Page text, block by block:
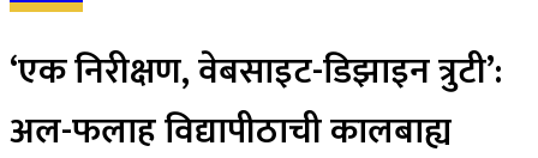
‘एक निरीक्षण, वेबसाइट-डिझाइन त्रुटी’:
अल-फलाह विद्यापीठाची कालबाह्य